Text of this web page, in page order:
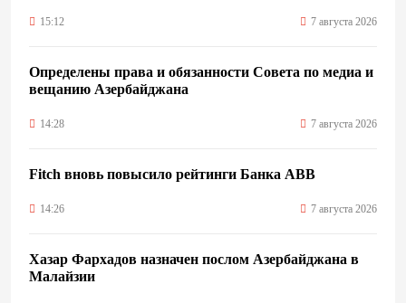
15:12 7 августа 2026
Определены права и обязанности Совета по медиа и
вещанию Азербайджана
14:28 7 августа 2026
Fitch вновь повысило рейтинги Банка ABB
14:26 7 августа 2026
Хазар Фархадов назначен послом Азербайджана в
Малайзии